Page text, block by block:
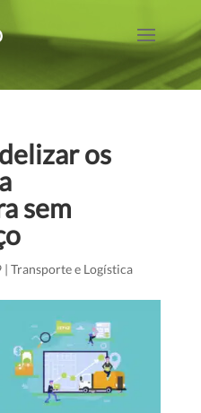
os
sem
| Transporte e Logística